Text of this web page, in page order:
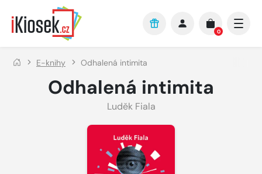
Přejít na hlavní obsah
0
E-knihy Odhalená intimita
Odhalená intimita
Luděk Fiala